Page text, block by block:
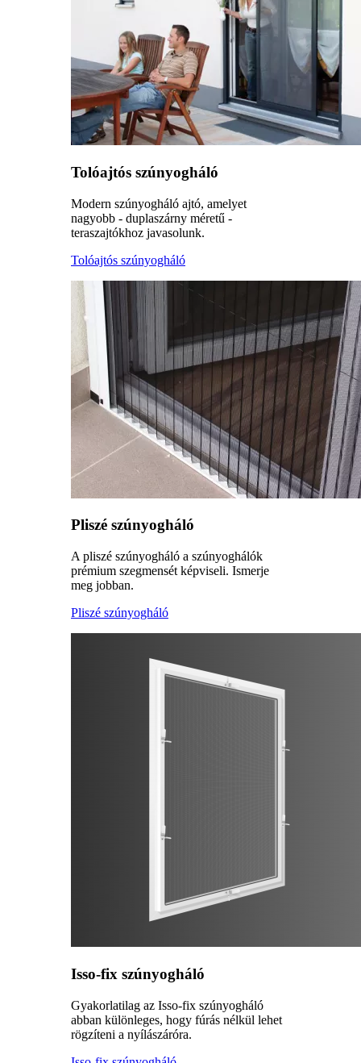
Tolóajtós szúnyogháló
Modern szúnyogháló ajtó, amelyet
nagyobb - duplaszárny méretű -
teraszajtókhoz javasolunk.
Tolóajtós szúnyogháló
Pliszé szúnyogháló
A pliszé szúnyogháló a szúnyoghálók
prémium szegmensét képviseli. Ismerje
meg jobban.
Pliszé szúnyogháló
Isso-fix szúnyogháló
Gyakorlatilag az Isso-fix szúnyogháló
abban különleges, hogy fúrás nélkül lehet
rögzíteni a nyílászáróra.